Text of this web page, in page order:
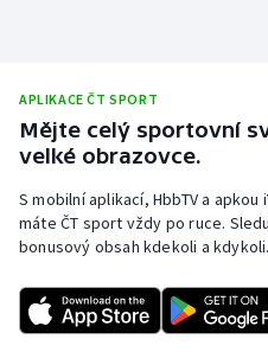
Plavání
Plážový volejbal
Ragby
Rychlobruslení
Rychlostní kanoistika
APLIKACE ČT SPORT
Mějte celý sportovní
velké obrazovce.
S mobilní aplikací, HbbTV a
máte ČT sport vždy po ruce.
bonusový obsah kdekoli a kdykoli.